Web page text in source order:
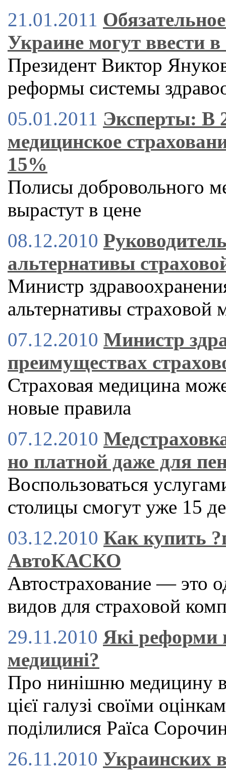
21.01.2011
Украине могут ввести в
Президент Виктор
реформы системы
05.01.2011 Эксперты: В
медицинское
15%
Полисы добровольного
вырастут в цене
08.12.2010
альтернативы
Министр
альтернативы страховой
07.12.2010 Министр
преимуществах
Страховая медицина
новые правила
07.12.2010
но платной даже для
Воспользоваться
столицы смогут уже 15
03.12.2010 Как купить
АвтоКАСКО
Автострахование — это
видов для страховой
29.11.2010 Які реформи
медицині?
Про нинішню медицину в
цієї галузі своїми
поділилися Раїса
26.11.2010 Украинских